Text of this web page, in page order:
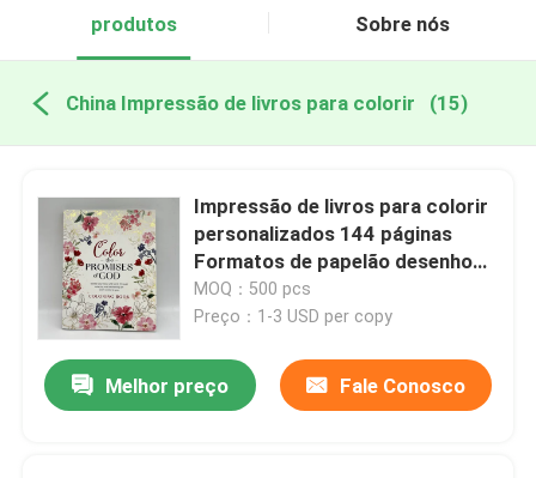
produtos Sobre nós
China Impressão de livros para colorir (15)
Impressão de livros para colorir
personalizados 144 páginas
Formatos de papelão desenho
Impressão de livros
MOQ：500 pcs
Preço：1-3 USD per copy
Melhor preço Fale Conosco